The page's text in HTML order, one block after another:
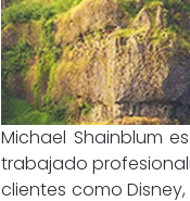
Michael Shainblum
trabajado
clientes como